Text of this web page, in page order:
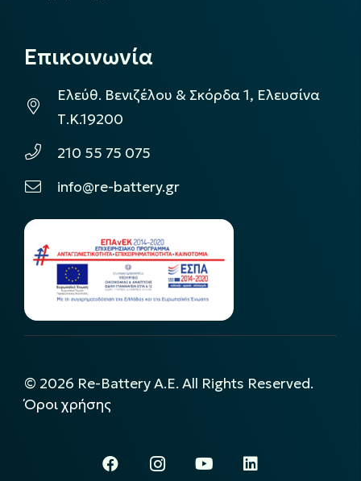
Επικοινωνία
Ελεύθ. Βενιζέλου & Σκόρδα 1, Ελευσίνα
Τ.Κ.19200
210 55 75 075
info@re-battery.gr
© 2026 Re-Battery A.E. All Rights Reserved.
Όροι χρήσης